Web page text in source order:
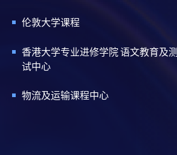
伦敦大学课程
香港大学专业进修学院 语文教育及测
试中心
物流及运输课程中心